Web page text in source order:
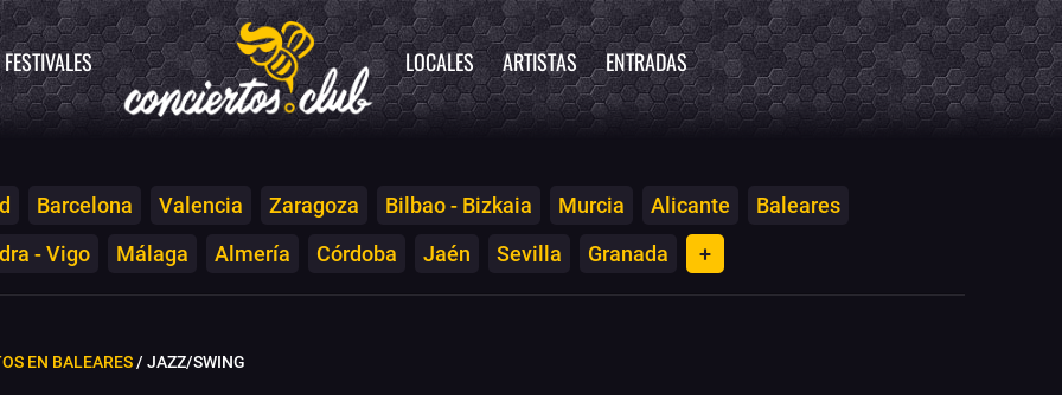
FESTIVALES LOCALES ARTISTAS ENTRADAS
Barcelona Valencia Zaragoza Bilbao - Bizkaia Murcia Alicante
Baleares
- Vigo
Málaga Almería Córdoba Jaén Sevilla Granada +
EN BALEARES/ JAZZ/SWING